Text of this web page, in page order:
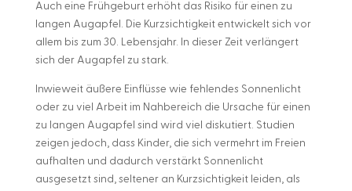
Auch eine Frühgeburt erhöht das Risiko für einen zu
langen Augapfel. Die Kurzsichtigkeit entwickelt sich vor
allem bis zum 30. Lebensjahr. In dieser Zeit verlängert
sich der Augapfel zu stark.
Inwieweit äußere Einflüsse wie fehlendes Sonnenlicht
oder zu viel Arbeit im Nahbereich die Ursache für einen
zu langen Augapfel sind wird viel diskutiert. Studien
zeigen jedoch, dass Kinder, die sich vermehrt im Freien
aufhalten und dadurch verstärkt Sonnenlicht
ausgesetzt sind, seltener an Kurzsichtigkeit leiden, als